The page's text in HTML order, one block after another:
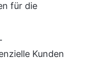
für die
Kunden